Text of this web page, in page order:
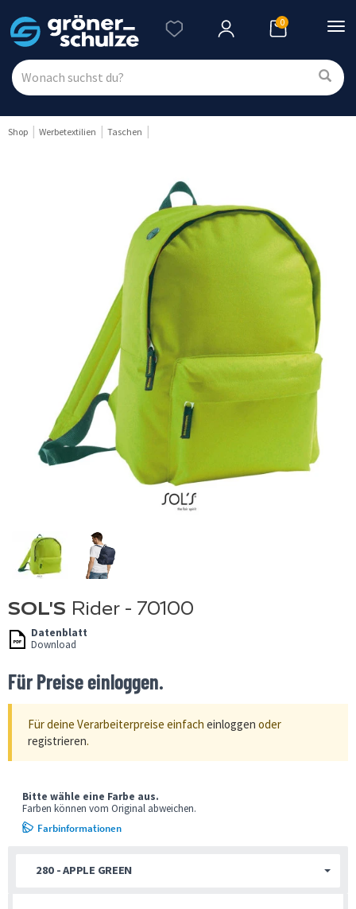
0
Shop Werbetextilien Taschen
SOL'S Rider - 70100
Datenblatt
Download
Für Preise einloggen.
Für deine Verarbeiterpreise einfach einloggen oder
registrieren.
280 - APPLE GREEN
Bitte wähle eine Farbe aus.
Farben können vom Original abweichen.
Farbinformationen